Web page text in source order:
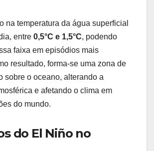
na temperatura da água superficial
entre 0,5°C e 1,5°C, podendo
faixa em episódios mais
resultado, forma-se uma zona de
sobre o oceano, alterando a
e afetando o clima em
do mundo.
do El Niño no